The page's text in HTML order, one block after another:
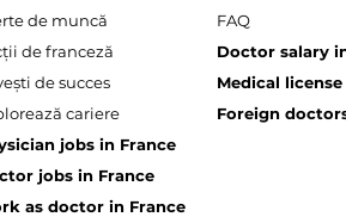
de muncă
de franceză
de succes
cariere
jobs in France
jobs in France
as doctor in France
FAQ
Doctor salary
Medical
Foreign